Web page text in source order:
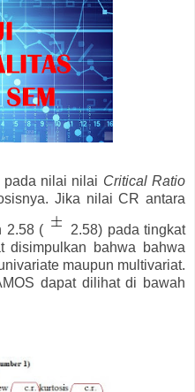
pada nilai nilai Critical Ratio
Jika nilai CR antara
2.58 (
2.58) pada tingkat
disimpulkan bahwa bahwa
maupun multivariat.
dapat dilihat di bawah